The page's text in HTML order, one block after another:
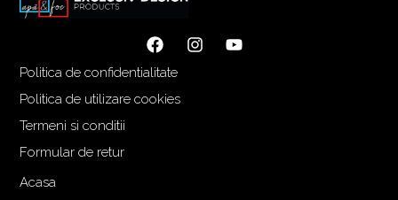
Politica de confidentialitate
Politica de utilizare cookies
Termeni si conditii
Formular de retur
Acasa